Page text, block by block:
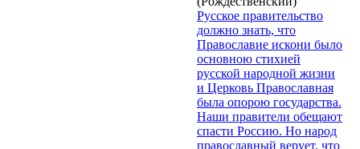
Русское правительство
должно знать, что
Православие искони было
основною стихией
русской народной жизни
и Церковь Православная
была опорою государства.
Наши правители обещают
спасти Россию. Но народ
православный верует, что